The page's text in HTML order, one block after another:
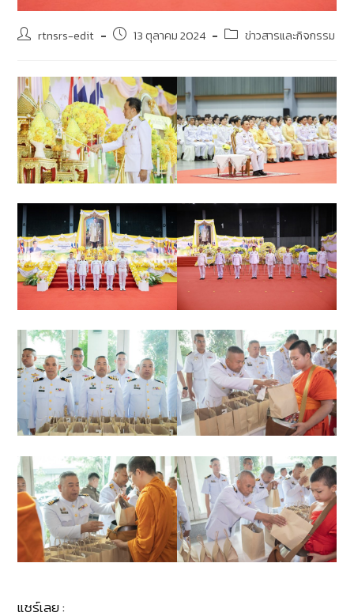
rtnsrs-edit 13 ตุลาคม 2024 ข่าวสารและกิจกรรม
แชร์เลย :